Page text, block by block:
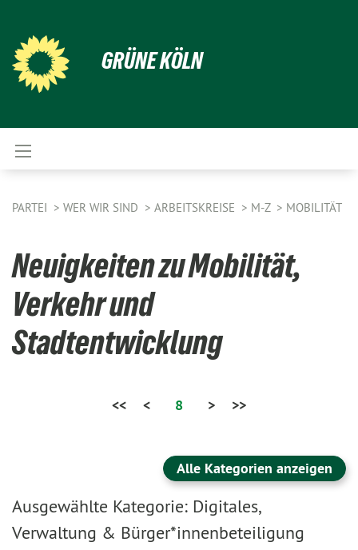
GRÜNE KÖLN
PARTEI WER WIR SIND ARBEITSKREISE M-Z MOBILITÄT
Neuigkeiten zu Mobilität,
Verkehr und
Stadtentwicklung
<< < 8 > >>
Alle Kategorien anzeigen
Ausgewählte Kategorie: Digitales,
Verwaltung & Bürger*innenbeteiligung